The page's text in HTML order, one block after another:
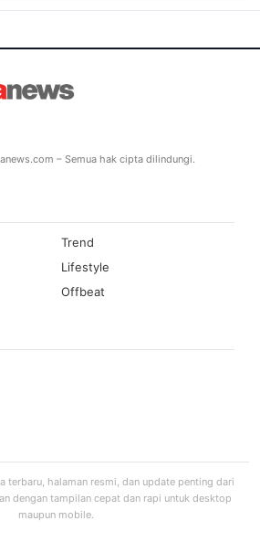
– Semua hak cipta dilindungi.
Trend
Lifestyle
Offbeat
terbaru, halaman resmi, dan update penting dari
dengan tampilan cepat dan rapi untuk desktop
maupun mobile.